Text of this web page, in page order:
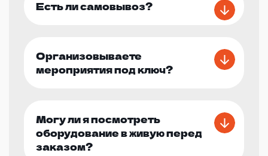
Есть ли самовывоз?
Организовываете
мероприятия под ключ?
Могу ли я посмотреть
оборудование в живую перед
заказом?